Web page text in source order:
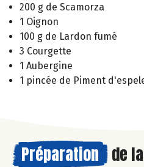
200 g de Scamorza
1 Oignon
100 g de Lardon fumé
3 Courgette
1 Aubergine
1 pincée de Piment
Préparation de la